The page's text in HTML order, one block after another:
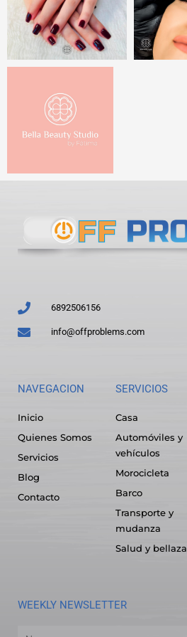
6892506156
info@offproblems.com
NAVEGACION
Inicio
Quienes Somos
Servicios
Blog
Contacto
SERVICIOS
Casa
Automóviles y
vehículos
Morocicleta
Barco
Transporte y
mudanza
Salud y bellaza
WEEKLY NEWSLETTER